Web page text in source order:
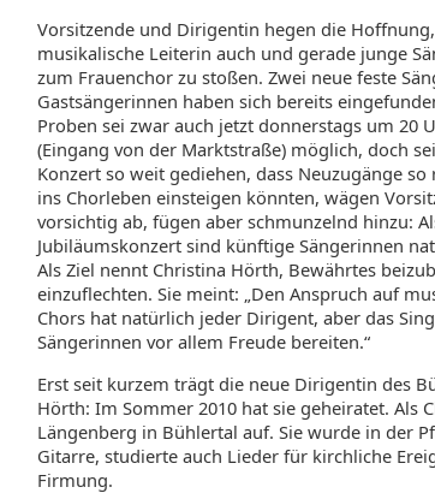
Vorsitzende und Dirigentin hegen die
musikalische Leiterin auch und gerade junge
zum Frauenchor zu stoßen. Zwei neue feste
Gastsängerinnen haben sich bereits
Proben sei zwar auch jetzt donnerstags um 20
(Eingang von der Marktstraße) möglich, doch
Konzert so weit gediehen, dass Neuzugänge
ins Chorleben einsteigen könnten, wägen
vorsichtig ab, fügen aber schmunzelnd hinzu:
Jubiläumskonzert sind künftige Sängerinnen
Als Ziel nennt Christina Hörth, Bewährtes
einzuflechten. Sie meint: „Den Anspruch auf
Chors hat natürlich jeder Dirigent, aber das
Sängerinnen vor allem Freude bereiten.“
Erst seit kurzem trägt die neue Dirigentin des
Hörth: Im Sommer 2010 hat sie geheiratet. Als
Längenberg in Bühlertal auf. Sie wurde in der
Gitarre, studierte auch Lieder für kirchliche
Firmung.